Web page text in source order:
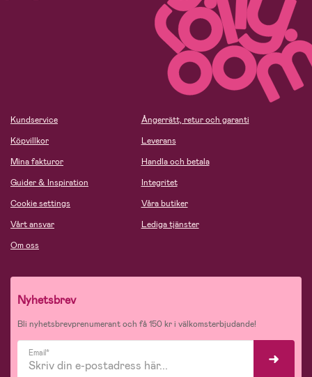
Kundservice
Köpvillkor
Mina fakturor
Guider & Inspiration
Cookie settings
Vårt ansvar
Om oss
Ångerrätt, retur och garanti
Leverans
Handla och betala
Integritet
Våra butiker
Lediga tjänster
Nyhetsbrev
Bli nyhetsbrevprenumerant och få 150 kr i välkomsterbjudande!
Email*